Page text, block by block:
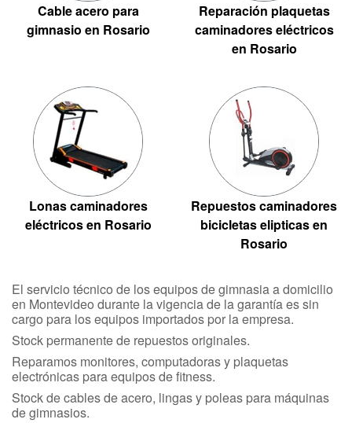
Cable acero para
gimnasio en Rosario
Reparación plaquetas
caminadores eléctricos
en Rosario
Lonas caminadores
eléctricos en Rosario
Repuestos caminadores
bicicletas elipticas en
Rosario
El servicio técnico de los equipos de gimnasia a domicilio
en Montevideo durante la vigencia de la garantía es sin
cargo para los equipos importados por la empresa.
Stock permanente de repuestos originales.
Reparamos monitores, computadoras y plaquetas
electrónicas para equipos de fitness.
Stock de cables de acero, lingas y poleas para máquinas
de gimnasios.